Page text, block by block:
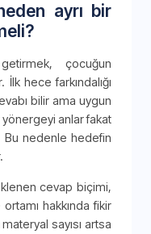
ayrı bir
çocuğun
İlk hece farkındalığı
bilir ama uygun
anlar fakat
Bu nedenle hedefin
cevap biçimi,
hakkında fikir
sayısı artsa